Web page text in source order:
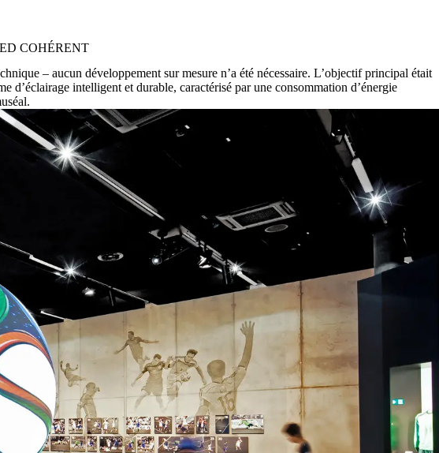
COHÉRENT
– aucun développement sur mesure n’a été nécessaire. L’objectif principal était
d’éclairage intelligent et durable, caractérisé par une consommation d’énergie